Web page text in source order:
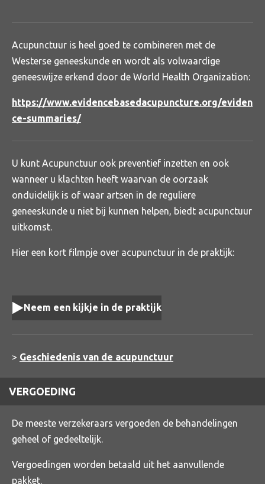
Acupunctuur is heel goed te combineren met de
Westerse geneeskunde en wordt als volwaardige
geneeswijze erkend door de World Health Organization:
https://www.evidencebasedacupuncture.org/eviden
ce-summaries/
U kunt Acupunctuur ook preventief inzetten en ook
wanneer u klachten heeft waarvan de oorzaak
onduidelijk is of waar artsen in de reguliere
geneeskunde u niet bij kunnen helpen, biedt acupunctuur
uitkomst.
Hier een kort filmpje over acupunctuur in de praktijk:
Neem een kijkje in de praktijk
> Geschiedenis van de acupunctuur
VERGOEDING
De meeste verzekeraars vergoeden de behandelingen
geheel of gedeeltelijk.
Vergoedingen worden betaald uit het aanvullende
pakket.